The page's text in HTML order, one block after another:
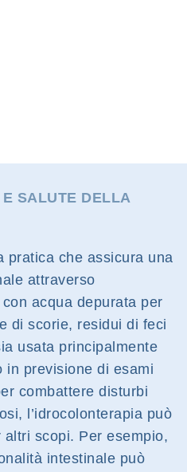
SALUTE DELLA
pratica che assicura una
attraverso
acqua depurata per
di scorie, residui di feci
usata principalmente
in previsione di esami
combattere disturbi
l’idrocolonterapia può
scopi. Per esempio,
intestinale può